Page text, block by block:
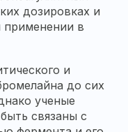
дозировках и
применении в
и
до сих
ученые
связаны с